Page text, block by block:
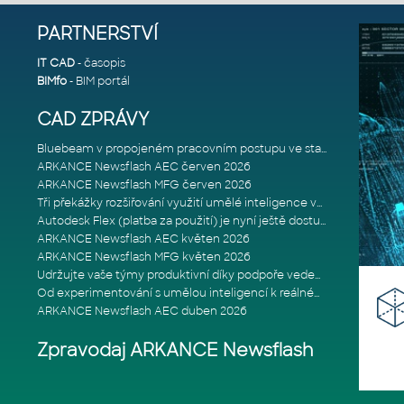
PARTNERSTVÍ
IT CAD- časopis
BIMfo- BIM portál
CAD ZPRÁVY
Bluebeam v propojeném pracovním postupu ve stavebnictví: Proč je int
ARKANCE Newsflash AEC červen 2026
ARKANCE Newsflash MFG červen 2026
Tři překážky rozšiřování využití umělé inteligence ve stavebním prům
Autodesk Flex (platba za použití) je nyní ještě dostupnější
ARKANCE Newsflash AEC květen 2026
ARKANCE Newsflash MFG květen 2026
Udržujte vaše týmy produktivní díky podpoře vedené odborníky
Od experimentování s umělou inteligencí k reálnému dopadu na podniká
ARKANCE Newsflash AEC duben 2026
Zpravodaj ARKANCE Newsflash